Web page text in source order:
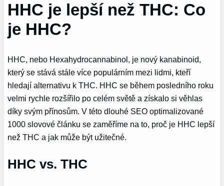
HHC je lepší než THC: Co
je HHC?
HHC, nebo Hexahydrocannabinol, je nový kanabinoid,
který se stává stále více populárním mezi lidmi, kteří
hledají alternativu k THC. HHC se během posledního roku
velmi rychle rozšířilo po celém světě a získalo si věhlas
díky svým přínosům. V této dlouhé SEO optimalizované
1000 slovové článku se zaměříme na to, proč je HHC lepší
než THC a jak může být užitečné.
HHC vs. THC